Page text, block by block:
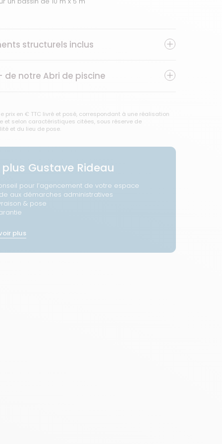
structurels inclus
de notre Abri de piscine
prix en € TTC livré et posé, correspondant à une réalisation
et selon caractéristiques citées, sous réserve de
et du lieu de pose.
plus Gustave Rideau
pour l’agencement de votre espace
aux démarches administratives
& pose
plus